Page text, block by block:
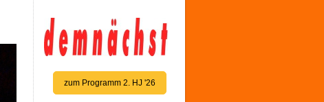
zum Programm 2. HJ '26